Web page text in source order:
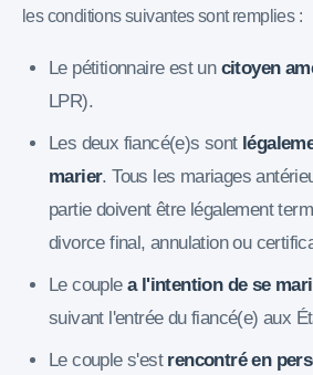
les conditions suivantes sont remplies :
Le pétitionnaire est un citoyen
LPR).
Les deux fiancé(e)s sont
marier. Tous les mariages
partie doivent être légalement
divorce final, annulation ou
Le couple a l'intention de se
suivant l'entrée du fiancé(e) aux
Le couple s'est rencontré en